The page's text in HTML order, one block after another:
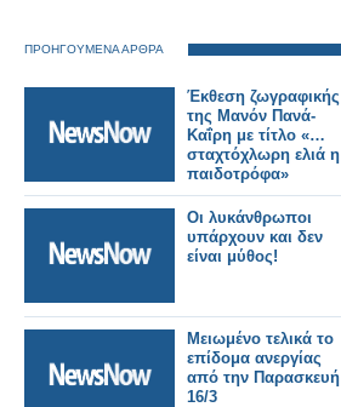
ΠΡΟΗΓΟΥΜΕΝΑ ΑΡΘΡΑ
Έκθεση ζωγραφικής
της Μανόν Πανά-
Καΐρη με τίτλο «…
σταχτόχλωρη ελιά η
παιδοτρόφα»
Οι λυκάνθρωποι
υπάρχουν και δεν
είναι μύθος!
Μειωμένο τελικά το
επίδομα ανεργίας
από την Παρασκευή
16/3